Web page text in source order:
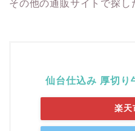
その他の通販サイトで探し
仙台仕込み 厚切り
楽天